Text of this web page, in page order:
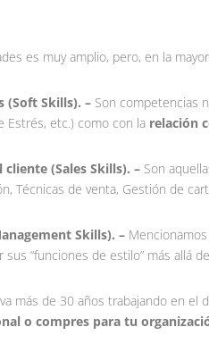
es muy amplio, pero, en la
(Soft Skills). – Son competencias
Estrés, etc.) como con la relación
(Sales Skills). – Son
Técnicas de venta, Gestión de
Skills). –
“funciones de estilo” más allá
más de 30 años trabajando en
o compres para tu